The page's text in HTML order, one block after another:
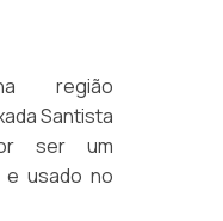
região
Santista
ser um
e usado no